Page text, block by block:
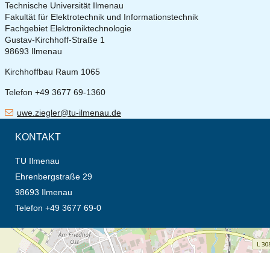
Technische Universität Ilmenau
Fakultät für Elektrotechnik und Informationstechnik
Fachgebiet Elektroniktechnologie
Gustav-Kirchhoff-Straße 1
98693 Ilmenau
Kirchhoffbau Raum 1065
Telefon +49 3677 69-1360
uwe.ziegler@tu-ilmenau.de
KONTAKT
TU Ilmenau
Ehrenbergstraße 29
98693 Ilmenau
Telefon +49 3677 69-0
Öffnet die Anfahrtsbeschreibung in neuem Tab (Karte)